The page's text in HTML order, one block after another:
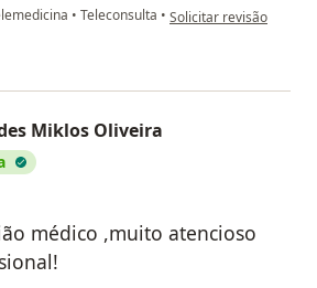
• Teleconsulta • na opinião do utilizador
Solicitar revisão
Miklos Oliveira
médico ,muito atencioso